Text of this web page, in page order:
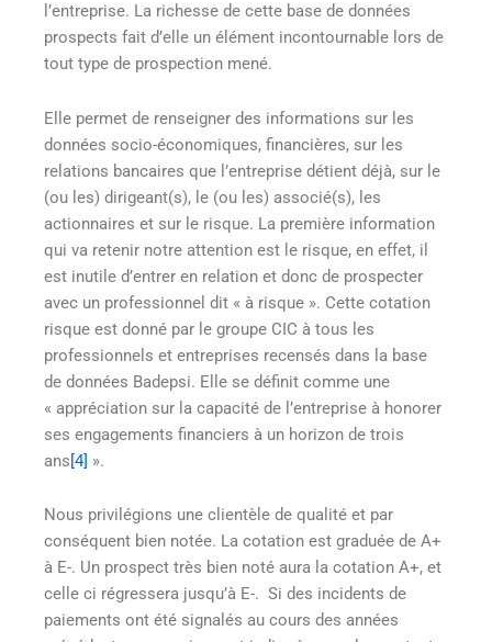
l’entreprise. La richesse de cette base de données
prospects fait d’elle un élément incontournable lors de
tout type de prospection mené.
Elle permet de renseigner des informations sur les
données socio-économiques, financières, sur les
relations bancaires que l’entreprise détient déjà, sur le
(ou les) dirigeant(s), le (ou les) associé(s), les
actionnaires et sur le risque. La première information
qui va retenir notre attention est le risque, en effet, il
est inutile d’entrer en relation et donc de prospecter
avec un professionnel dit « à risque ». Cette cotation
risque est donné par le groupe CIC à tous les
professionnels et entreprises recensés dans la base
de données Badepsi. Elle se définit comme une
« appréciation sur la capacité de l’entreprise à honorer
ses engagements financiers à un horizon de trois
ans[4] ».
Nous privilégions une clientèle de qualité et par
conséquent bien notée. La cotation est graduée de A+
à E-. Un prospect très bien noté aura la cotation A+, et
celle ci régressera jusqu’à E-. Si des incidents de
paiements ont été signalés au cours des années